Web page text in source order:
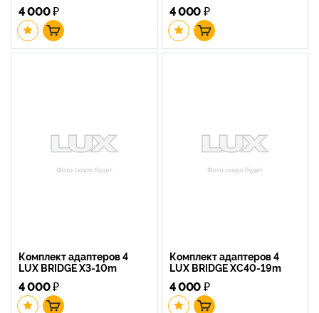
4 000₽ 4 000₽
Комплект адаптеров 4
LUX BRIDGE X3-10m
4 000₽
Комплект адаптеров 4
LUX BRIDGE XC40-19m
4 000₽